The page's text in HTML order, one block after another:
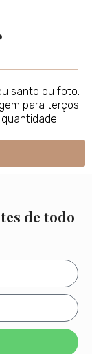
santo ou foto.
para terços
de todo